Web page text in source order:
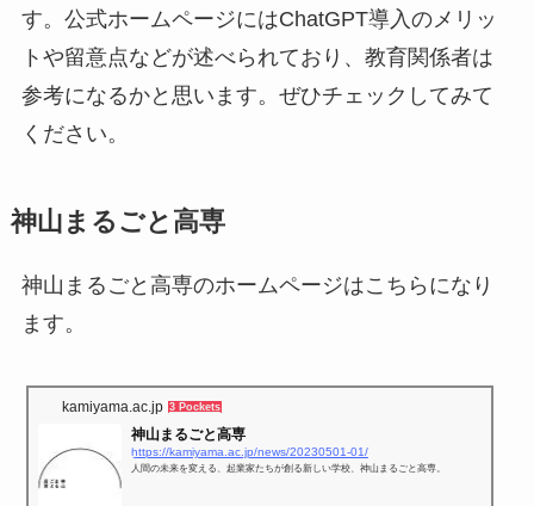
す。公式ホームページにはChatGPT導入のメリッ
トや留意点などが述べられており、教育関係者は
参考になるかと思います。ぜひチェックしてみて
ください。
神山まるごと高専
神山まるごと高専のホームページはこちらになり
ます。
kamiyama.ac.jp 3 Pockets
神山まるごと高専
https://kamiyama.ac.jp/news/20230501-01/
人間の未来を変える、起業家たちが創る新しい学校、神山まるごと高専。